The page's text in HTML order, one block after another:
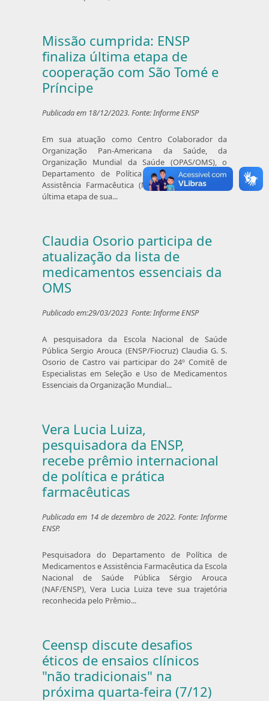
Missão cumprida: ENSP
finaliza última etapa de
cooperação com São Tomé e
Príncipe
Publicada em 18/12/2023. Fonte: Informe ENSP
Em sua atuação como Centro Colaborador da
Organização Pan-Americana da Saúde, da
Organização Mundial da Saúde (OPAS/OMS), o
Departamento de Política de Medicamentos e
Assistência Farmacêutica (NAF/ENSP) encerrou a
última etapa de sua...
Claudia Osorio participa de
atualização da lista de
medicamentos essenciais da
OMS
Publicado em:29/03/2023 Fonte: Informe ENSP
A pesquisadora da Escola Nacional de Saúde
Pública Sergio Arouca (ENSP/Fiocruz) Claudia G. S.
Osorio de Castro vai participar do 24º Comitê de
Especialistas em Seleção e Uso de Medicamentos
Essenciais da Organização Mundial...
Vera Lucia Luiza,
pesquisadora da ENSP,
recebe prêmio internacional
de política e prática
farmacêuticas
Publicada em 14 de dezembro de 2022. Fonte: Informe
ENSP.
Pesquisadora do Departamento de Política de
Medicamentos e Assistência Farmacêutica da Escola
Nacional de Saúde Pública Sérgio Arouca
(NAF/ENSP), Vera Lucia Luiza teve sua trajetória
reconhecida pelo Prêmio...
Ceensp discute desafios
éticos de ensaios clínicos
"não tradicionais" na
próxima quarta-feira (7/12)